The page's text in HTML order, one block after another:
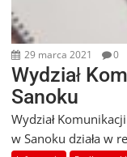
29 marca 2021 0
Wydział
Sanoku
Wydział
w Sanoku działa w